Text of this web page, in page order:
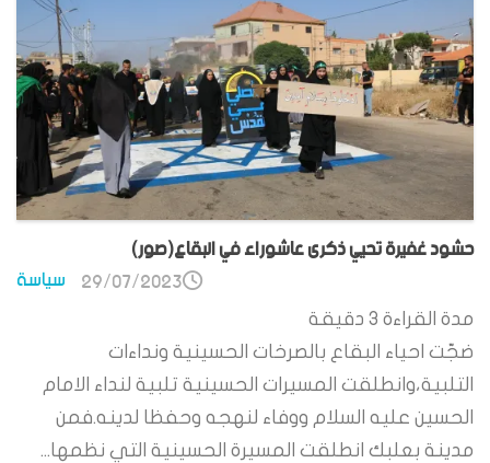
حشود غفيرة تحيي ذكرى عاشوراء في البقاع(صور)
سياسة 29/07/2023
مدة القراءة 3 دقيقة
ضجّت احياء البقاع بالصرخات الحسينية ونداءات
التلبية،وانطلقت المسيرات الحسينية تلبية لنداء الامام
الحسين عليه السلام ووفاء لنهجه وحفظا لدينه.فمن
مدينة بعلبك انطلقت المسيرة الحسينية التي نظمها...